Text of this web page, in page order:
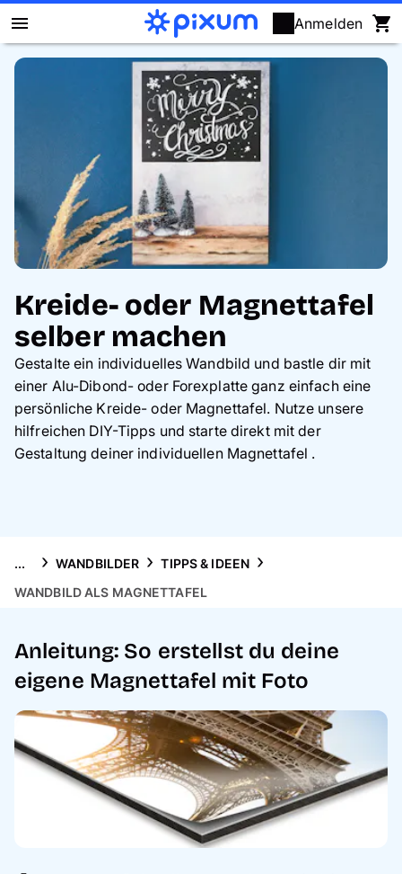
Anmelden
Pixum Fotobuch
Wandbilder
Fotokalender
Fotogeschenke
Fotopuzzle
Grußkarten
Handyhüllen
Anlässe
Reisekollektion
Kreide- oder Magnettafel
selber machen
Gestalte ein individuelles Wandbild und bastle dir mit
einer Alu-Dibond- oder Forexplatte ganz einfach eine
persönliche Kreide- oder Magnettafel. Nutze unsere
hilfreichen DIY-Tipps und starte direkt mit der
Gestaltung deiner individuellen Magnettafel .
... WANDBILDER
TIPPS & IDEEN
WANDBILD ALS MAGNETTAFEL
Anleitung: So erstellst du deine
eigene Magnettafel mit Foto